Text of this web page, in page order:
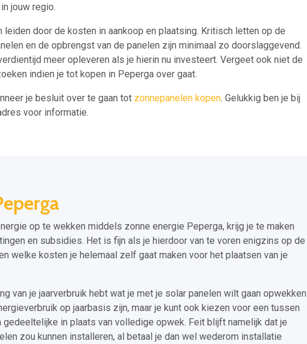
jouw regio.
leiden door de kosten in aankoop en plaatsing. Kritisch letten op de
en de opbrengst van de panelen zijn minimaal zo doorslaggevend.
meer opleveren als je hierin nu investeert. Vergeet ook niet de
indien je tot kopen in Peperga over gaat.
je besluit over te gaan tot zonnepanelen kopen. Gelukkig ben je bij
voor informatie.
op te wekken middels zonne energie Peperga, krijg je te maken
en subsidies. Het is fijn als je hierdoor van te voren enigzins op de
welke kosten je helemaal zelf gaat maken voor het plaatsen van je
van je jaarverbruik hebt wat je met je solar panelen wilt gaan opwekken.
op jaarbasis zijn, maar je kunt ook kiezen voor een tussen
in plaats van volledige opwek. Feit blijft namelijk dat je
zou kunnen installeren, al betaal je dan wel wederom installatie